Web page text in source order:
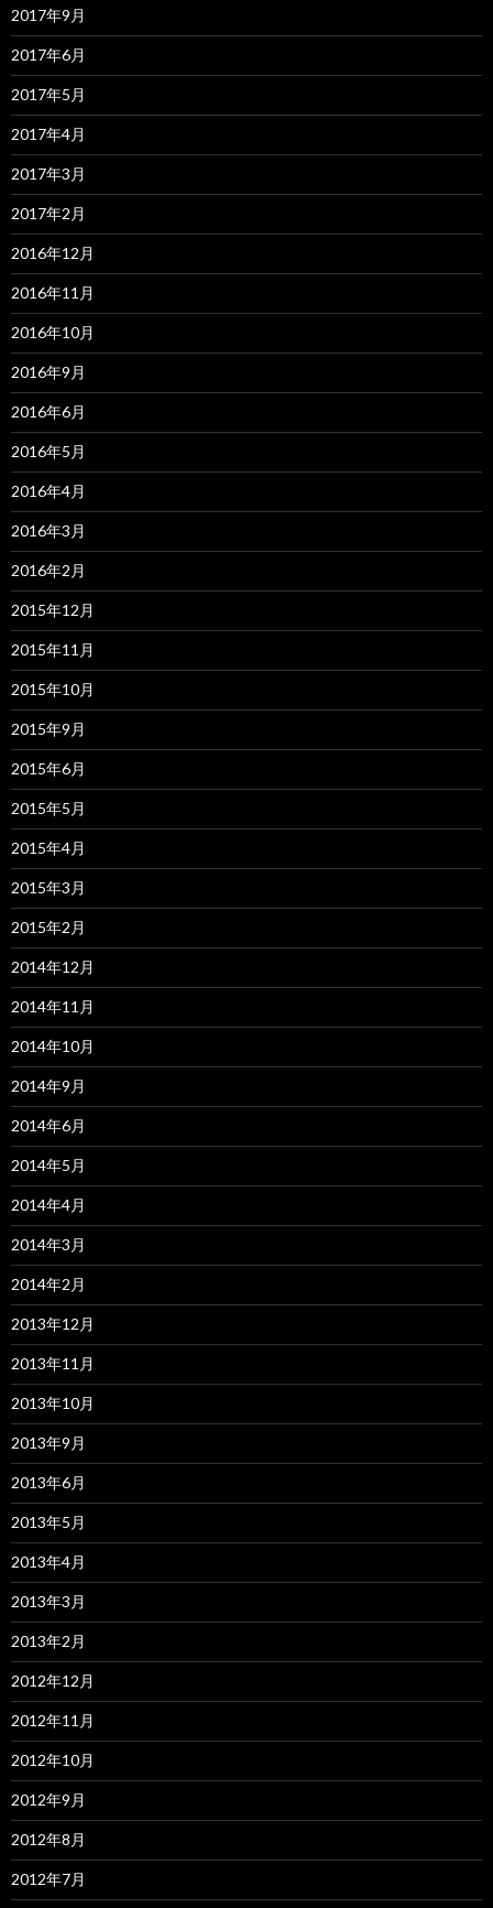
2017年9月
2017年6月
2017年5月
2017年4月
2017年3月
2017年2月
2016年12月
2016年11月
2016年10月
2016年9月
2016年6月
2016年5月
2016年4月
2016年3月
2016年2月
2015年12月
2015年11月
2015年10月
2015年9月
2015年6月
2015年5月
2015年4月
2015年3月
2015年2月
2014年12月
2014年11月
2014年10月
2014年9月
2014年6月
2014年5月
2014年4月
2014年3月
2014年2月
2013年12月
2013年11月
2013年10月
2013年9月
2013年6月
2013年5月
2013年4月
2013年3月
2013年2月
2012年12月
2012年11月
2012年10月
2012年9月
2012年8月
2012年7月